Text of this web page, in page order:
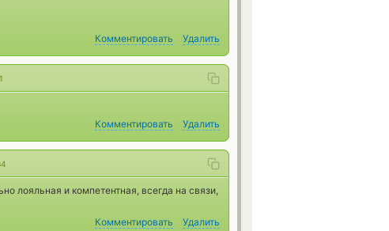
Комментировать
Удалить
Комментировать
Удалить
лояльная и компетентная, всегда на связи,
Комментировать
Удалить